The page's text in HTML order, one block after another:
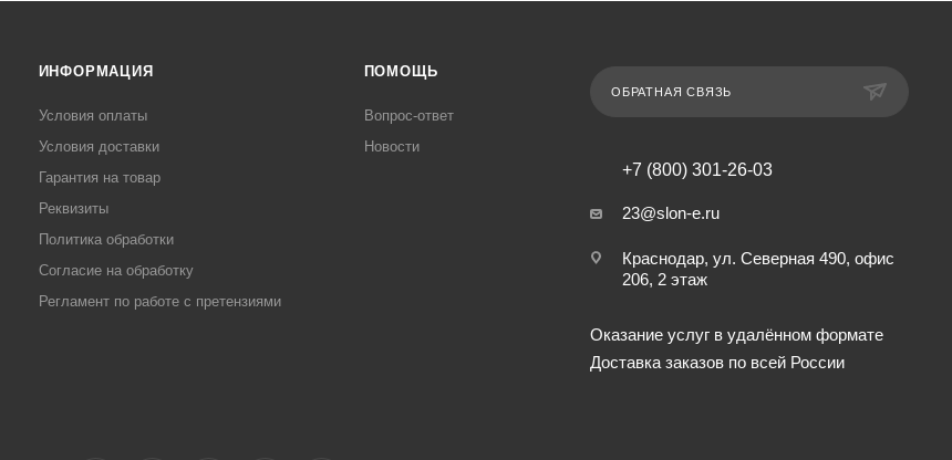
ИНФОРМАЦИЯ
Условия оплаты
Условия доставки
Гарантия на товар
Реквизиты
Политика обработки
Согласие на обработку
Регламент по работе с претензиями
ПОМОЩЬ
Вопрос-ответ
Новости
ОБРАТНАЯ СВЯЗЬ
+7 (800) 301-26-03
23@slon-e.ru
Краснодар, ул. Северная 490, офис
206, 2 этаж
Оказание услуг в удалённом формате
Доставка заказов по всей России